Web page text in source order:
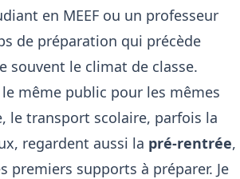
en MEEF ou un professeur
de préparation qui précède
souvent le climat de classe.
le même public pour les mêmes
le transport scolaire, parfois la
regardent aussi la pré-rentrée,
premiers supports à préparer. Je